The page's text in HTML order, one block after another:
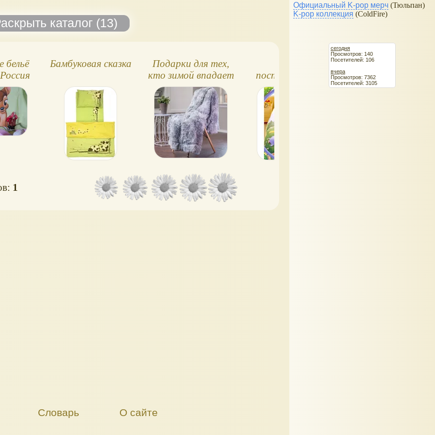
бельё
Бамбуковая сказка
Подарки для тех,
кто зимой впадает
в спячку
постельное бельё
Шторы для
детской
1
Словарь О сайте
Официальный K-pop мерч (Тюльпан)
K-pop коллекция (ColdFire)
сегодня
Просмотров: 140
Посетителей: 106
вчера
Просмотров: 7362
Посетителей: 3105